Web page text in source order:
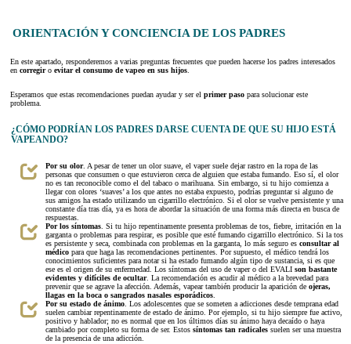
ORIENTACIÓN Y CONCIENCIA DE LOS PADRES
En este apartado, responderemos a varias preguntas frecuentes que pueden hacerse los padres interesados
en corregiro evitar el consumo de vapeo en sus hijos
Esperamos que estas recomendaciones puedan ayudar y ser el primer paso para solucionar este
problema.
¿CÓMO PODRÍAN LOS PADRES DARSE CUENTA DE QUE SU HIJO ESTÁ
VAPEANDO?
Por su olor. A pesar de tener un olor suave, el vaper suele dejar rastro en la ropa de las
personas que consumen o que estuvieron cerca de alguien que estaba fumando. Eso sí, el olor
no es tan reconocible como el del tabaco o marihuana. Sin embargo, si tu hijo comienza a
llegar con olores ‘suaves’ a los que antes no estaba expuesto, podrías preguntar si alguno de
sus amigos ha estado utilizando un cigarrillo electrónico. Si el olor se vuelve persistente y una
constante día tras día, ya es hora de abordar la situación de una forma más directa en busca de
respuestas.
Por los síntomas. Si tu hijo repentinamente presenta problemas de tos, fiebre, irritación en la
garganta o problemas para respirar, es posible que esté fumando cigarrillo electrónico. Si la tos
es persistente y seca, combinada con problemas en la garganta, lo más seguro es consultar al
médico para que haga las recomendaciones pertinentes. Por supuesto, el médico tendrá los
conocimientos suficientes para notar si ha estado fumando algún tipo de sustancia, si es que
ese es el origen de su enfermedad. Los síntomas del uso de vaper o del EVALI son bastante
evidentes y difíciles de ocultar. La recomendación es acudir al médico a la brevedad para
prevenir que se agrave la afección. Además, vapear también producir la aparición de ojeras,
llagas en la boca o sangrados nasales esporádicos.
Por su estado de ánimo. Los adolescentes que se someten a adicciones desde temprana edad
suelen cambiar repentinamente de estado de ánimo. Por ejemplo, si tu hijo siempre fue activo,
positivo y hablador; no es normal que en los últimos días su ánimo haya decaído o haya
cambiado por completo su forma de ser. Estos síntomas tan radicales suelen ser una muestra
de la presencia de una adicción.